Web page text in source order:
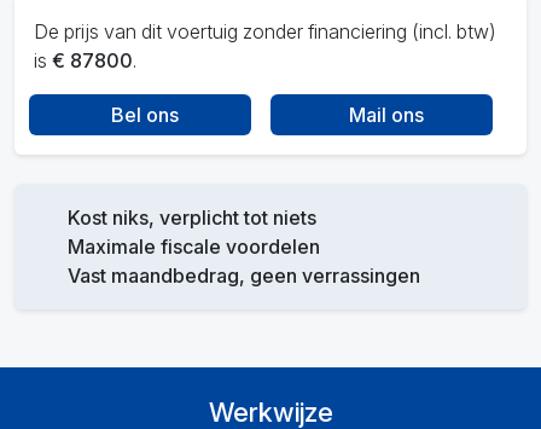
De prijs van dit voertuig zonder financiering (incl. btw)
is € 87800.
Bel ons Mail ons
Kost niks, verplicht tot niets
Maximale fiscale voordelen
Vast maandbedrag, geen verrassingen
Werkwijze